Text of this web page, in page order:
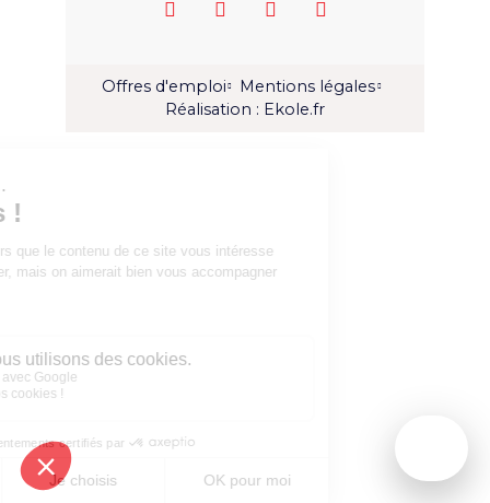
Offres d'emploi
Mentions légales
Réalisation : Ekole.fr